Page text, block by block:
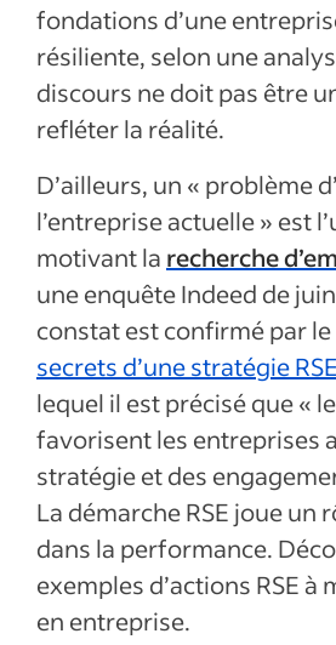
fondations d’une
résiliente, selon une
discours ne doit pas être
refléter la réalité.
D’ailleurs, un « problème
l’entreprise actuelle » est
motivant la recherche
une enquête Indeed de
constat est confirmé par
secrets d’une stratégie
lequel il est précisé que «
favorisent les entreprises
stratégie et des
La démarche RSE joue un
dans la performance.
exemples d’actions RSE à
en entreprise.